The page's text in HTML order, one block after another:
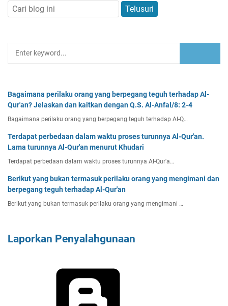
Bagaimana perilaku orang yang berpegang teguh terhadap Al-
Qur'an? Jelaskan dan kaitkan dengan Q.S. Al-Anfal/8: 2-4
Bagaimana perilaku orang yang berpegang teguh terhadap Al-Q…
Terdapat perbedaan dalam waktu proses turunnya Al-Qur'an.
Lama turunnya Al-Qur'an menurut Khudari
Terdapat perbedaan dalam waktu proses turunnya Al-Qur'a…
Berikut yang bukan termasuk perilaku orang yang mengimani dan
berpegang teguh terhadap Al-Qur'an
Berikut yang bukan termasuk perilaku orang yang mengimani …
Laporkan Penyalahgunaan